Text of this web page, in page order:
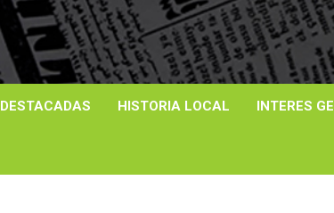
DESTACADAS HISTORIA LOCAL INTERES